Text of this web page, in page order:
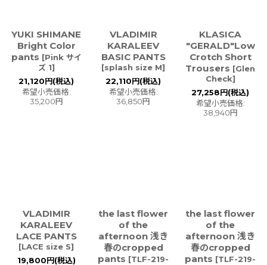
YUKI SHIMANE
Bright Color
pants [Pink サイ
ズ 1]
21,120円(税込)
希望小売価格:
35,200円
VLADIMIR
KARALEEV
BASIC PANTS
[splash size M]
22,110円(税込)
希望小売価格:
36,850円
KLASICA
"GERALD"Low
Crotch Short
Trousers [Glen
Check]
27,258円(税込)
希望小売価格:
38,940円
VLADIMIR
KARALEEV
LACE PANTS
[LACE size S]
19,800円(税込)
the last flower
of the
afternoon 浅き
春のcropped
pants [TLF-219-
the last flower
of the
afternoon 浅き
春のcropped
pants [TLF-219-